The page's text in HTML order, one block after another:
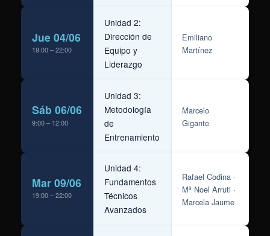
Jue 04/06
19:00 – 22:00
Unidad 2:
Dirección de
Equipo y
Liderazgo
Emiliano
Martínez
Sáb 06/06
9:00 – 12:00
Unidad 3:
Metodología
de
Entrenamiento
Marcelo
Gigante
Mar 09/06
19:00 – 22:00
Unidad 4:
Fundamentos
Técnicos
Avanzados
Rafael Codina ·
Mª Noel Arruti ·
Marcela Jaume